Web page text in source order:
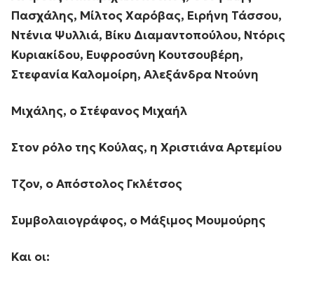
Πασχάλης, Μίλτος Χαρόβας, Ειρήνη Τάσσου,
Ντένια Ψυλλιά, Βίκυ Διαμαντοπούλου, Ντόρις
Κυριακίδου, Ευφροσύνη Κουτσουβέρη,
Στεφανία Καλομοίρη, Αλεξάνδρα Ντούνη
Μιχάλης, ο Στέφανος Μιχαήλ
Στον ρόλο της Κούλας, η Χριστιάνα Αρτεμίου
Τζον, ο Απόστολος Γκλέτσος
Συμβολαιογράφος, ο Μάξιμος Μουμούρης
Και οι: